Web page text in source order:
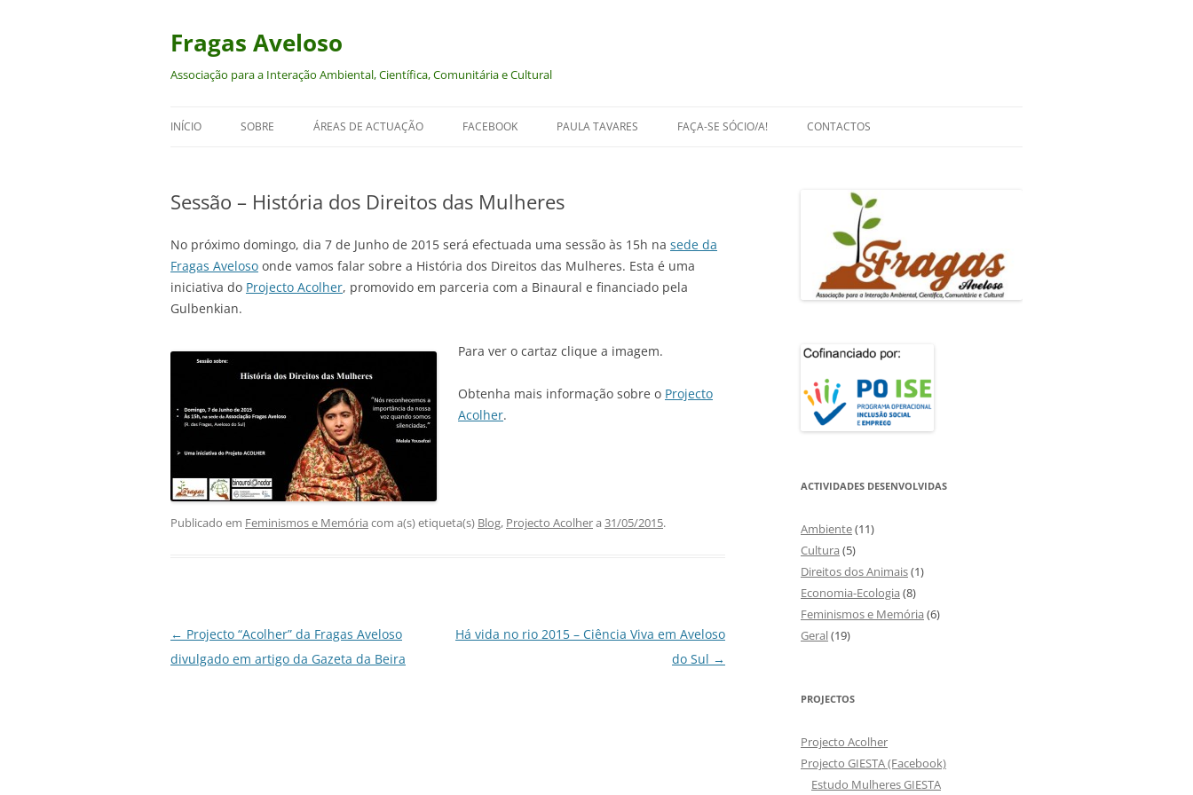
conteúdo
Fragas Aveloso
Associação para a Interação Ambiental, Científica, Comunitária e Cultural
INÍCIO SOBRE ÁREAS DE ACTUAÇÃO
CULTURA
DIREITOS DOS ANIMAIS
ECONOMIA-ECOLOGIA
FACEBOOK PAULA TAVARES FAÇA-SE SÓCIO/A! CONTACTOS
Sessão – História dos Direitos das Mulheres
No próximo domingo, dia 7 de Junho de 2015 será efectuada uma sessão às 15h na sede da
Fragas Aveloso onde vamos falar sobre a História dos Direitos das Mulheres. Esta é uma
iniciativa do Projecto Acolher, promovido em parceria com a Binaural e financiado pela
Gulbenkian.
Para ver o cartaz clique a imagem.
Obtenha mais informação sobre o Projecto
Acolher.
Publicado em Feminismos e Memória com a(s) etiqueta(s) Blog, Projecto Acolhera 31/05/2015.
Navegação
de
← Projecto “Acolher” da Fragas Aveloso
divulgado em artigo da Gazeta da Beira
Há vida no rio 2015 – Ciência Viva em Aveloso
do Sul →
ACTIVIDADES DESENVOLVIDAS
Ambiente(11)
Cultura (5)
Direitos dos Animais(1)
Economia-Ecologia (8)
Feminismos e Memória (6)
Geral(19)
PROJECTOS
Projecto Acolher
Projecto GIESTA (Facebook)
Estudo Mulheres GIESTA